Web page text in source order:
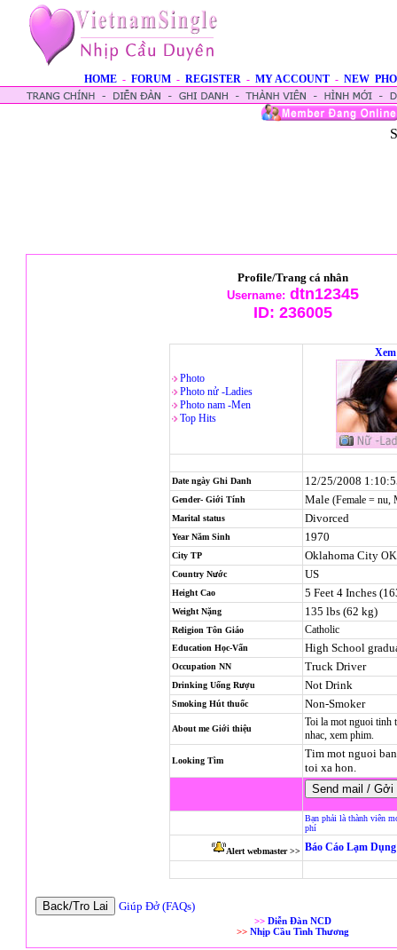
HOME - FORUM - REGISTER - MY ACCOUNT - NEW
Profile/Trang cá nhân
Username: dtn12345
ID: 236005
Photo
Photo nử -Ladies
Photo nam -Men
Top Hits
Date ngày Ghi Danh 12/25/2008
Gender- Giới Tính Male (Female = nu,
Marital status Divorced
Year Năm Sinh 1970
City TP Oklahoma City OK
Country Nước US
Height Cao 5 Feet 4 Inches
Weight Nặng 135 lbs (62 kg)
Religion Tôn Giáo Catholic
Education Học-Vấn High School
Occupation NN Truck Driver
Drinking Uống Rượu Not Drink
Smoking Hút thuốc Non-Smoker
About me Giới thiệu
Toi la mot nguoi tinh
nhac, xem phim.
Looking Tìm
Tim mot nguoi
toi xa hon.
Bạn phải là thành viên
phí
Alert webmaster >> Báo Cáo Lạm
Giúp Đở (FAQs)
>> Diễn Đàn NCD
>> Nhịp Cầu Tình Thương